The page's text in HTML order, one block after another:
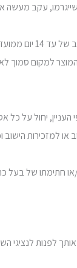
עקב
4.4. תיקא תעשה מאמץ
למקום סמוך
העניין, יחול
או למזכירות
לפנות